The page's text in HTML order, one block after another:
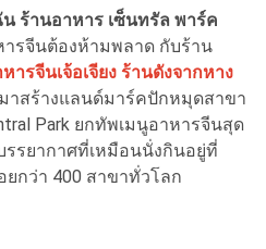
ร้านอาหาร เซ็นทรัล พาร์ค
รจีนต้องห้ามพลาด กับร้าน
ารจีนเจ้อเจียง ร้านดังจากหาง
าสร้างแลนด์มาร์คปักหมุดสาขา
Park ยกทัพเมนูอาหารจีนสุด
รยากาศที่เหมือนนั่งกินอยู่ที่
กว่า 400 สาขาทั่วโลก